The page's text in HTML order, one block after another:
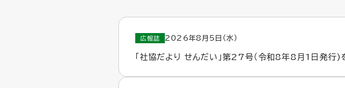
広報誌 2026年8月5日（水）
「社協だより せんだい」第27号（令和8年8月1日発行)